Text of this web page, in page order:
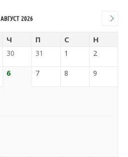
АВГУСТ 2026
Ч П С Н
30 31 1 2
6 7 8 9